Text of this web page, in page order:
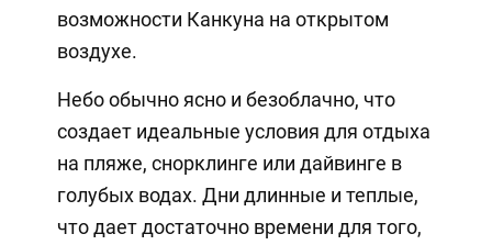
возможности Канкуна на открытом
воздухе.
Небо обычно ясно и безоблачно, что
создает идеальные условия для отдыха
на пляже, снорклинге или дайвинге в
голубых водах. Дни длинные и теплые,
что дает достаточно времени для того,